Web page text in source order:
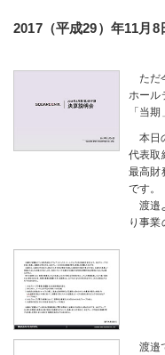
2017（平成29）年11月
ただ
ホール
「当
本日
代表
最高
です。
渡邉
り事業
渡邉